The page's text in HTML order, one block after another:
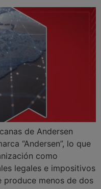
de Andersen
“Andersen”, lo que
como
legales e impositivos
produce menos de dos